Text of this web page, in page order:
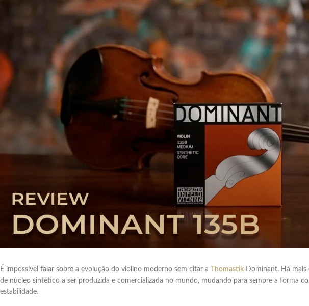
É impossível falar sobre a evolução do violino moderno sem citar a Thomastik
Dominant. Há
de núcleo sintético a ser produzida e comercializada no mundo, mudando para sempre a forma
estabilidade.